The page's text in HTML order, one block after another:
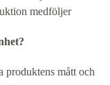
medföljer
produktens mått och